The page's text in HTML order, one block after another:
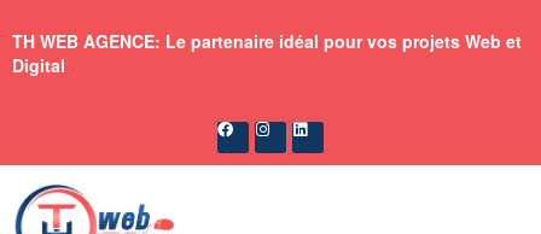
TH WEB AGENCE: Le partenaire idéal pour vos projets Web et
Digital